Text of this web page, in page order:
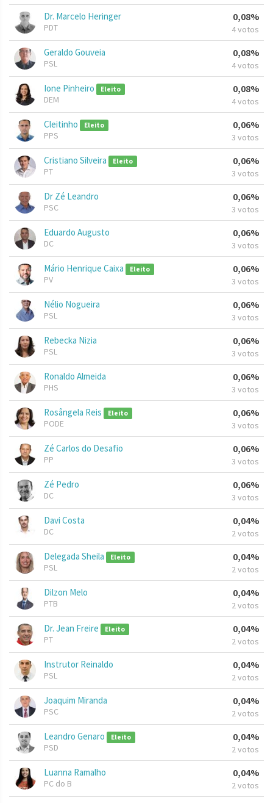
Dr. Marcelo Heringer
PDT
0,08%
4 votos
Geraldo Gouveia
PSL
0,08%
4 votos
Ione Pinheiro Eleito
DEM
0,08%
4 votos
Cleitinho Eleito
PPS
0,06%
3 votos
Cristiano Silveira Eleito
PT
0,06%
3 votos
Dr Zé Leandro
PSC
0,06%
3 votos
Eduardo Augusto
DC
0,06%
3 votos
Mário Henrique Caixa Eleito
PV
0,06%
3 votos
Nélio Nogueira
PSL
0,06%
3 votos
Rebecka Nizia
PSL
0,06%
3 votos
Ronaldo Almeida
PHS
0,06%
3 votos
Rosângela Reis Eleito
PODE
0,06%
3 votos
Zé Carlos do Desafio
PP
0,06%
3 votos
Zé Pedro
DC
0,06%
3 votos
Davi Costa
DC
0,04%
2 votos
Delegada Sheila Eleito
PSL
0,04%
2 votos
Dilzon Melo
PTB
0,04%
2 votos
Dr. Jean Freire Eleito
PT
0,04%
2 votos
Instrutor Reinaldo
PSL
0,04%
2 votos
Joaquim Miranda
PSC
0,04%
2 votos
Leandro Genaro Eleito
PSD
0,04%
2 votos
Luanna Ramalho
PC do B
0,04%
2 votos